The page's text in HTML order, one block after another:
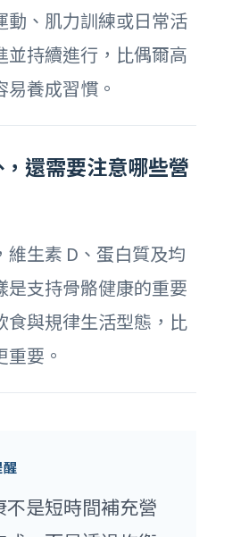
動、肌力訓練或日常活
並持續進行，比偶爾高
養成習慣。
還需要注意哪些營
維生素 D、蛋白質及均
是支持骨骼健康的重要
食與規律生活型態，比
要。
不是短時間補充營